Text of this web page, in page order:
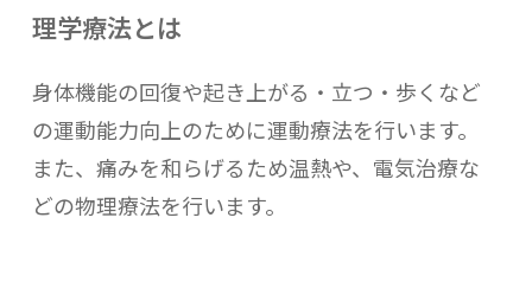
理学療法とは
身体機能の回復や起き上がる・立つ・歩くなど
の運動能力向上のために運動療法を行います。
また、痛みを和らげるため温熱や、電気治療な
どの物理療法を行います。